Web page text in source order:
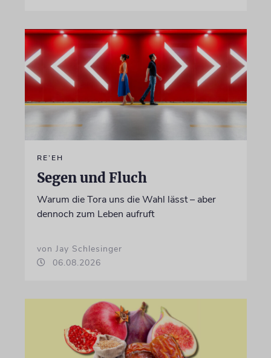
RE’EH
Segen und Fluch
Warum die Tora uns die Wahl lässt – aber
dennoch zum Leben aufruft
von Jay Schlesinger
06.08.2026